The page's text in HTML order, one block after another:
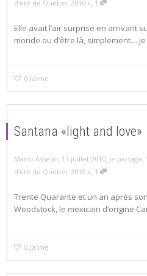
d'été de Québec 2010 », 1
Elle avait l’air surprise en arrivant
monde ou d’être là, simplement… je
0 J'aime
Santana «light and love»
Mario Asselin, 13 juillet 2010, Je partage,
d'été de Québec 2010 », 1
Trente Quarante et un an après
Woodstock, le mexicain d’origine
0 J'aime